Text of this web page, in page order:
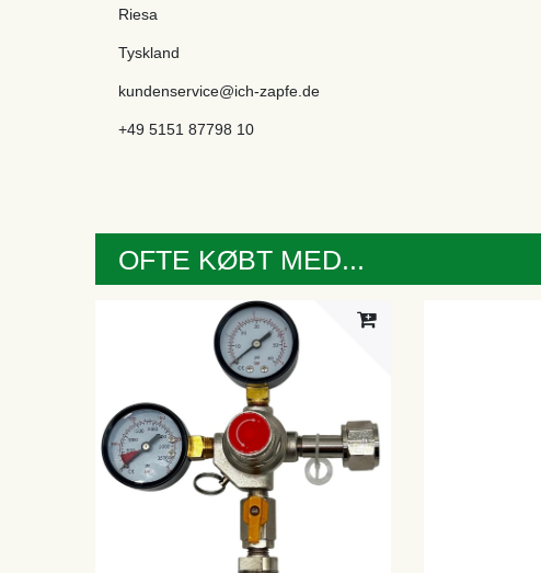
Riesa
Tyskland
kundenservice@ich-zapfe.de
+49 5151 87798 10
OFTE KØBT MED...